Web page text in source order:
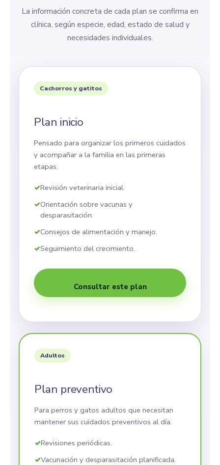
La información concreta de cada plan se confirma en
clínica, según especie, edad, estado de salud y
necesidades individuales.
Cachorros y gatitos
Plan inicio
Pensado para organizar los primeros cuidados
y acompañar a la familia en las primeras
etapas.
Revisión veterinaria inicial.
Orientación sobre vacunas y
desparasitación.
Consejos de alimentación y manejo.
Seguimiento del crecimiento.
Consultar este plan
Adultos
Plan preventivo
Para perros y gatos adultos que necesitan
mantener sus cuidados preventivos al día.
Revisiones periódicas.
Vacunación y desparasitación planificada.